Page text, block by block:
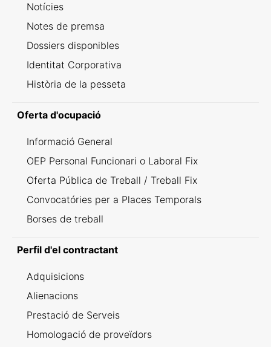
Notícies
Notes de premsa
Dossiers disponibles
Identitat Corporativa
Història de la pesseta
Oferta d'ocupació
Informació General
OEP Personal Funcionari o Laboral Fix
Oferta Pública de Treball / Treball Fix
Convocatóries per a Places Temporals
Borses de treball
Perfil d'el contractant
Adquisicions
Alienacions
Prestació de Serveis
Homologació de proveïdors